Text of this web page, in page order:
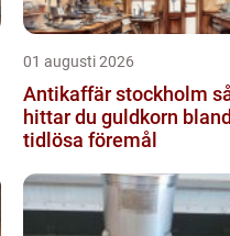
01 augusti 2026
Antikaffär stockholm så
hittar du guldkorn bland
tidlösa föremål